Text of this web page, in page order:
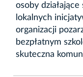
osoby
lokalnych
organizacji
bezpłatnym
skuteczna